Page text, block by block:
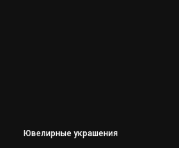
Ювелирные украшения